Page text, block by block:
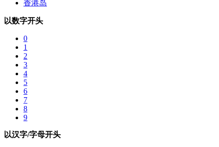
香港岛
以数字开头
0
1
2
3
4
5
6
7
8
9
以汉字/字母开头